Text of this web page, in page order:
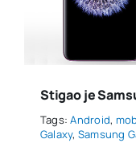
Stigao je
Tags:Android,
Galaxy, Samsung